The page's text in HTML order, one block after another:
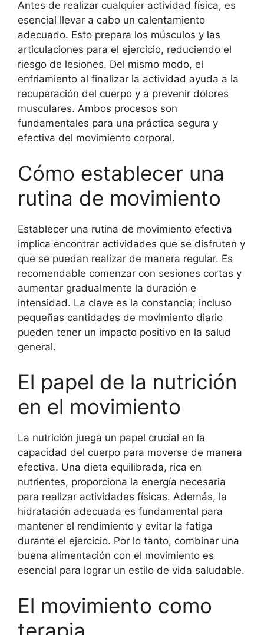
Antes de realizar cualquier actividad física, es
esencial llevar a cabo un calentamiento
adecuado. Esto prepara los músculos y las
articulaciones para el ejercicio, reduciendo el
riesgo de lesiones. Del mismo modo, el
enfriamiento al finalizar la actividad ayuda a la
recuperación del cuerpo y a prevenir dolores
musculares. Ambos procesos son
fundamentales para una práctica segura y
efectiva del movimiento corporal.
Cómo establecer una
rutina de movimiento
Establecer una rutina de movimiento efectiva
implica encontrar actividades que se disfruten y
que se puedan realizar de manera regular. Es
recomendable comenzar con sesiones cortas y
aumentar gradualmente la duración e
intensidad. La clave es la constancia; incluso
pequeñas cantidades de movimiento diario
pueden tener un impacto positivo en la salud
general.
El papel de la nutrición
en el movimiento
La nutrición juega un papel crucial en la
capacidad del cuerpo para moverse de manera
efectiva. Una dieta equilibrada, rica en
nutrientes, proporciona la energía necesaria
para realizar actividades físicas. Además, la
hidratación adecuada es fundamental para
mantener el rendimiento y evitar la fatiga
durante el ejercicio. Por lo tanto, combinar una
buena alimentación con el movimiento es
esencial para lograr un estilo de vida saludable.
El movimiento como
terapia